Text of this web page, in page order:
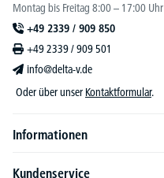
Montag bis Freitag 8:00 – 17:00 Uhr
+49 2339 / 909 850
+49 2339 / 909 501
info@delta-v.de
Oder über unser Kontaktformular.
Informationen
Kundenservice